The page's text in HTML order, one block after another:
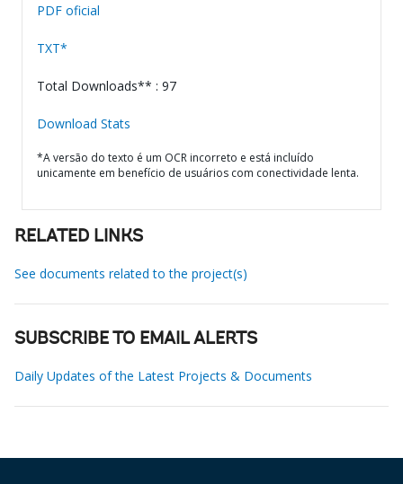
PDF oficial
TXT*
Total Downloads** : 97
Download Stats
*A versão do texto é um OCR incorreto e está incluído
unicamente em benefício de usuários com conectividade lenta.
RELATED LINKS
See documents related to the project(s)
SUBSCRIBE TO EMAIL ALERTS
Daily Updates of the Latest Projects & Documents